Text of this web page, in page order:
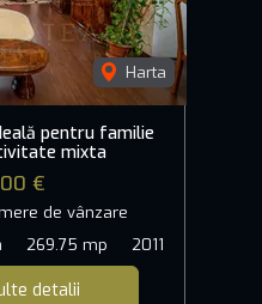
Harta
pentru familie
mixta
€
de vânzare
269.75 mp 2011
detalii